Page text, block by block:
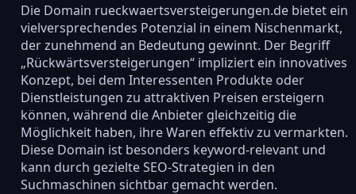
Die Domain rueckwaertsversteigerungen.de bietet ein
vielversprechendes Potenzial in einem Nischenmarkt,
der zunehmend an Bedeutung gewinnt. Der Begriff
„Rückwärtsversteigerungen“ impliziert ein innovatives
Konzept, bei dem Interessenten Produkte oder
Dienstleistungen zu attraktiven Preisen ersteigern
können, während die Anbieter gleichzeitig die
Möglichkeit haben, ihre Waren effektiv zu vermarkten.
Diese Domain ist besonders keyword-relevant und
kann durch gezielte SEO-Strategien in den
Suchmaschinen sichtbar gemacht werden.